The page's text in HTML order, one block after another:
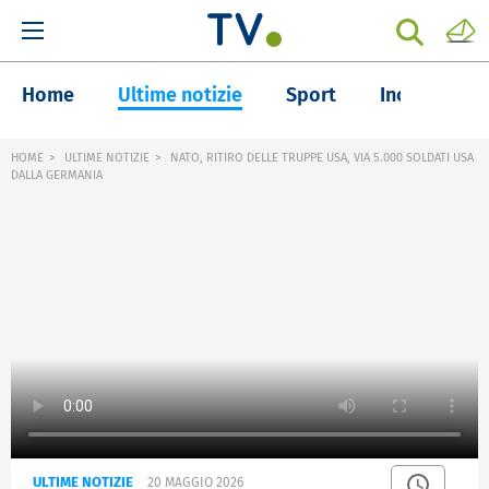
Home Ultime notizie Sport Inchieste
HOME ULTIME NOTIZIE
NATO, RITIRO DELLE TRUPPE USA, VIA 5.000 SOLDATI USA
DALLA GERMANIA
ULTIME NOTIZIE 20 MAGGIO 2026